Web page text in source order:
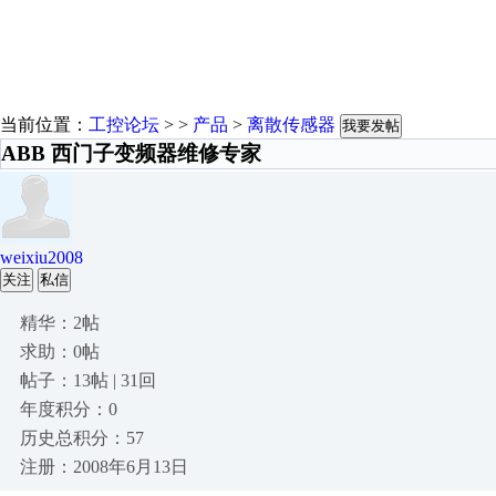
当前位置： 工控论坛 > > 产品 > 离散传感器 我要发帖
ABB 西门子变频器维修专家
weixiu2008
关注 私信
精华：2帖
求助：0帖
帖子：13帖 | 31回
年度积分：0
历史总积分：57
注册：2008年6月13日